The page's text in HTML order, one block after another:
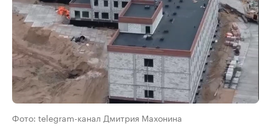
Фото: telegram-канал Дмитрия Махонина